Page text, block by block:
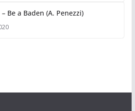
Be a Baden (A. Penezzi)